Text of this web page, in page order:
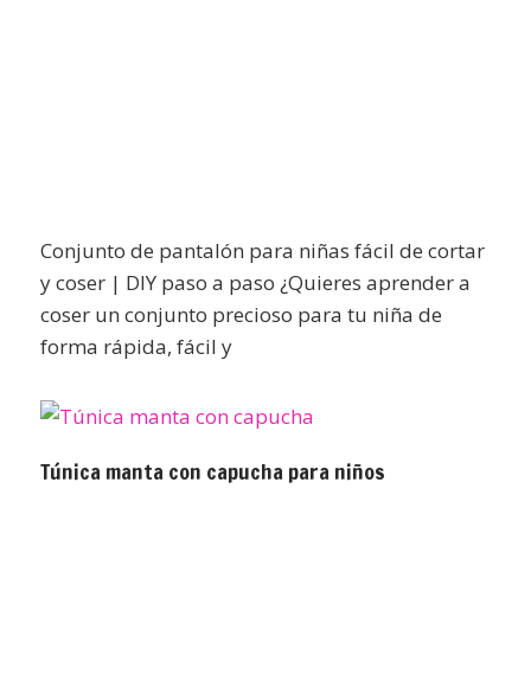
Conjunto de pantalón para niñas fácil de cortar
y coser | DIY paso a paso ¿Quieres aprender a
coser un conjunto precioso para tu niña de
forma rápida, fácil y
Túnica manta con capucha para niños